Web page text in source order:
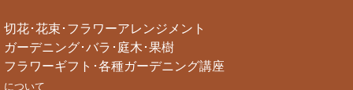
切花･花束･フラワーアレンジメント
ガーデニング･バラ･庭木･果樹
フラワーギフト･各種ガーデニング講座
について